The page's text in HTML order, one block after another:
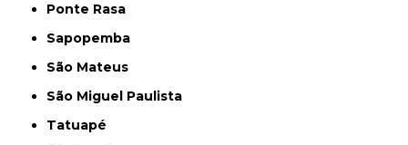
Ponte Rasa
Sapopemba
São Mateus
São Miguel Paulista
Tatuapé